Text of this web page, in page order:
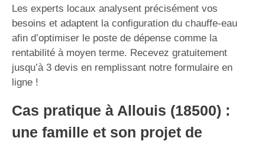
Les experts locaux analysent précisément vos
besoins et adaptent la configuration du chauffe-eau
afin d’optimiser le poste de dépense comme la
rentabilité à moyen terme. Recevez gratuitement
jusqu’à 3 devis en remplissant notre formulaire en
ligne !
Cas pratique à Allouis (18500) :
une famille et son projet de